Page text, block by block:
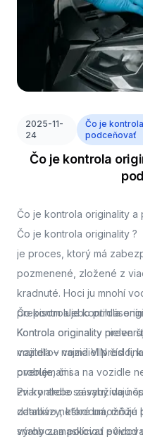
2025-11-
24
Čo je
podceňovať
Čo je kontrola
Čo je kontrola originality
Čo je kontrola originality ?
je proces, ktorý má
pozmenené, zložené z
kradnuté. Hoci ju mnohí
prepisom alebo
Kontrola originality nielen
majiteľov vozidiel pred
problémami.
Čo kontroluje kontrola
Kontrola originality
vozidla – najmä VIN číslo,
overuje, či sa na vozidle
zvary alebo zásahy do
zdanlivo neškodná, môže
snahy zamaskovať pôvod
Pri kontrole sa využívajú
databázy, ktoré umožňujú
výrobcu a políciou